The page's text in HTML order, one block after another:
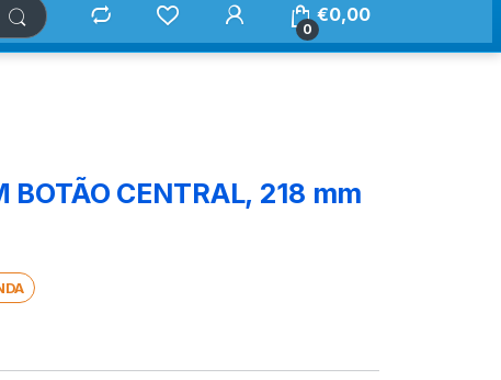
0
€0,00
BOTÃO CENTRAL, 218 mm